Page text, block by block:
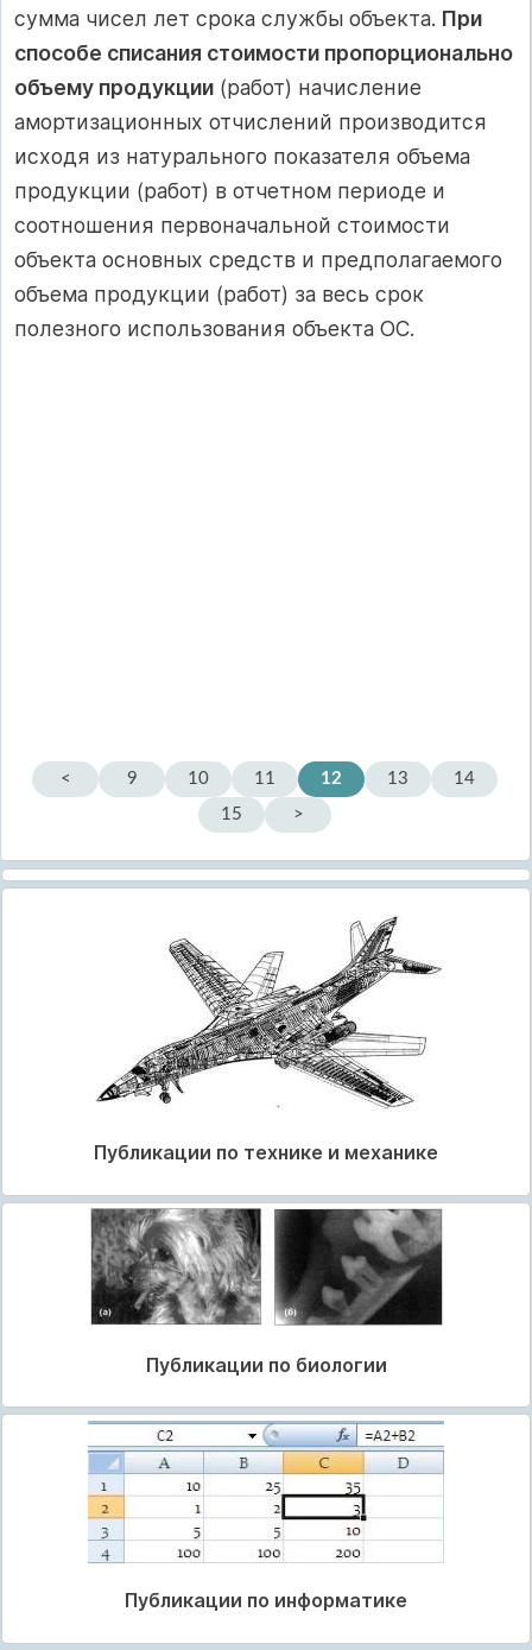
сумма чисел лет срока службы объекта. При
способе списания стоимости пропорционально
объему продукции (работ) начисление
амортизационных отчислений производится
исходя из натурального показателя объема
продукции (работ) в отчетном периоде и
соотношения первоначальной стоимости
объекта основных средств и предполагаемого
объема продукции (работ) за весь срок
полезного использования объекта ОС.
< 9 10 11 12 13
14
15
>
Публикации по технике и механике
Публикации по биологии
Публикации по информатике